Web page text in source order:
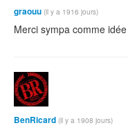
graouu (il y a 1916 jours)
Merci sympa comme
BenRicard (il y a 1908 jours)